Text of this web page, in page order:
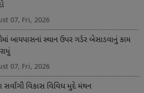
07, Fri, 2026
બાયપાસનાં સ્થાન ઉપર ગર્ડર બેસાડવાનું કામ
07, Fri, 2026
સર્વાંગી વિકાસ વિવિધ મુદે મંથન